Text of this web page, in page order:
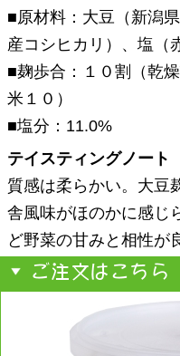
■原材料：大豆（新潟
産コシヒカリ）、塩（
■麹歩合：１０割（乾
米１０）
■塩分：11.0%
テイスティングノート
質感は柔らかい。大豆
舎風味がほのかに感じ
ど野菜の甘みと相性が